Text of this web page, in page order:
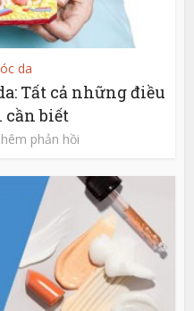
da
Tất cả những điều
cần biết
phản hồi